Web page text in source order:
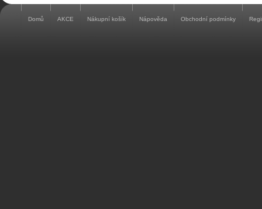
Domů AKCE Nákupní košík Nápověda Obchodní podmínky